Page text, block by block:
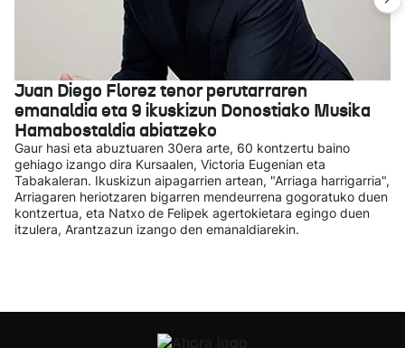
Juan Diego Florez tenor perutarraren
emanaldia eta 9 ikuskizun Donostiako Musika
Hamabostaldia abiatzeko
Gaur hasi eta abuztuaren 30era arte, 60 kontzertu baino
gehiago izango dira Kursaalen, Victoria Eugenian eta
Tabakaleran. Ikuskizun aipagarrien artean, "Arriaga harrigarria",
Arriagaren heriotzaren bigarren mendeurrena gogoratuko duen
kontzertua, eta Natxo de Felipek agertokietara egingo duen
itzulera, Arantzazun izango den emanaldiarekin.